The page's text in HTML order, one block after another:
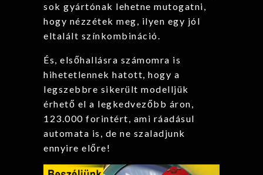
sok gyártónak lehetne mutogatni,
hogy nézzétek meg, ilyen egy jól
eltalált színkombináció.
És, elsőhallásra számomra is
hihetetlennek hatott, hogy a
legszebbre sikerült modelljük
érhető el a legkedvezőbb áron,
123.000 forintért, ami ráadásul
automata is, de ne szaladjunk
ennyire előre!